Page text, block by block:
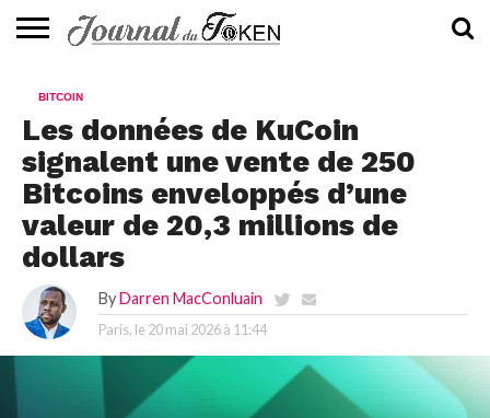
📰
EVALUATION
GUIDE
TENDANCES
À
CONTACTEZ-
BITCOIN
Les données de KuCoin
signalent une vente de 250
Bitcoins enveloppés d’une
valeur de 20,3 millions de
dollars
By Darren MacConluain
Paris, le 20 mai 2026 à 11:44